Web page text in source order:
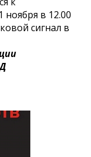
в 12.00
сигнал в